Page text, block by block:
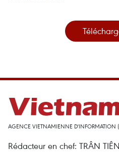
AGENCE VIETNAMIENNE D'INFORMATION
Rédacteur en chef: TRÂN